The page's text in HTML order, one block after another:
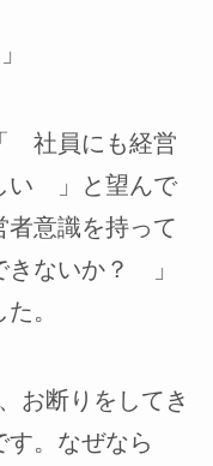
社員にも経営
い 」と望んで
意識を持って
きないか？ 」
。
断りをしてき
。なぜなら